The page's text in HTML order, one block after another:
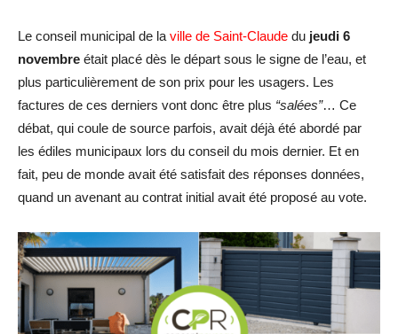
Le conseil municipal de la ville de Saint-Claude du jeudi 6
novembre était placé dès le départ sous le signe de l’eau, et
plus particulièrement de son prix pour les usagers. Les
factures de ces derniers vont donc être plus “salées”… Ce
débat, qui coule de source parfois, avait déjà été abordé par
les édiles municipaux lors du conseil du mois dernier. Et en
fait, peu de monde avait été satisfait des réponses données,
quand un avenant au contrat initial avait été proposé au vote.